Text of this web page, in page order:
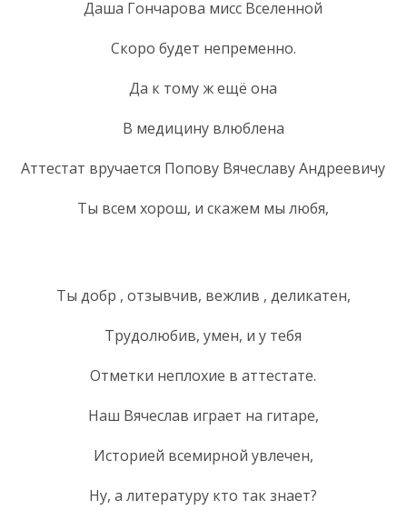
Даша Гончарова мисс Вселенной
Скоро будет непременно.
Да к тому ж ещё она
В медицину влюблена
Аттестат вручается Попову Вячеславу Андреевичу
Ты всем хорош, и скажем мы любя,
Ты добр , отзывчив, вежлив , деликатен,
Трудолюбив, умен, и у тебя
Отметки неплохие в аттестате.
Наш Вячеслав играет на гитаре,
Историей всемирной увлечен,
Ну, а литературу кто так знает?